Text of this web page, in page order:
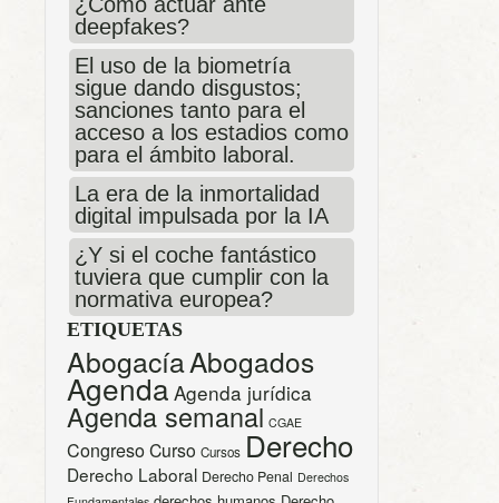
deepfakes?
El uso de la biometría
sigue dando disgustos;
sanciones tanto para el
acceso a los estadios como
para el ámbito laboral.
La era de la inmortalidad
digital impulsada por la IA
¿Y si el coche fantástico
tuviera que cumplir con la
normativa europea?
ETIQUETAS
AbogacíaAbogados
Agenda Agenda jurídica
Agenda semanal CGAE
CongresoCurso Cursos Derecho
Derecho Laboral Derecho Penal Derechos